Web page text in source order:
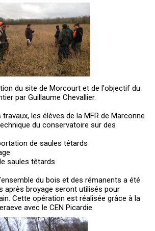
du site de Morcourt et de l'objectif du
par Guillaume Chevallier.
les élèves de la MFR de Marconne
du conservatoire sur des
de saules têtards
saules têtards
du bois et des rémanents a été
après broyage seront utilisés pour
Cette opération est réalisée grâce à la
avec le CEN Picardie.